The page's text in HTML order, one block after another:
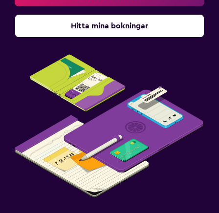
Hitta mina bokningar